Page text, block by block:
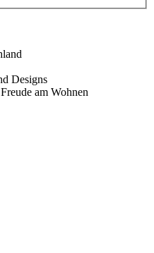
Designs
am Wohnen